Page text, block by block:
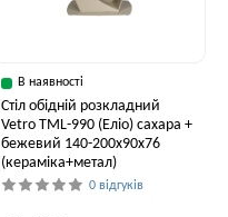
В наявності
Стіл обідній розкладний
Vetro ТМL-990 (Еліо) сахара +
бежевий 140-200x90x76
(кераміка+метал)
0 відгуків